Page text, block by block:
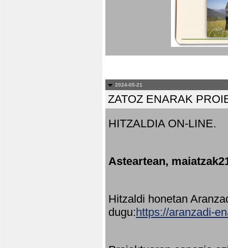
2024-05-21
ZATOZ ENARAK
HITZALDIA ON-LINE.
Asteartean,
Hitzaldi honetan
dugu:https://aranzadi-